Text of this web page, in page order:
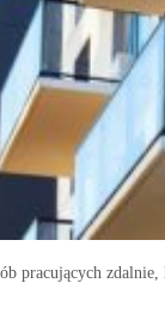
pracujących